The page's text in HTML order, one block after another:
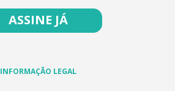
ASSINE JÁ
INFORMAÇÃO LEGAL